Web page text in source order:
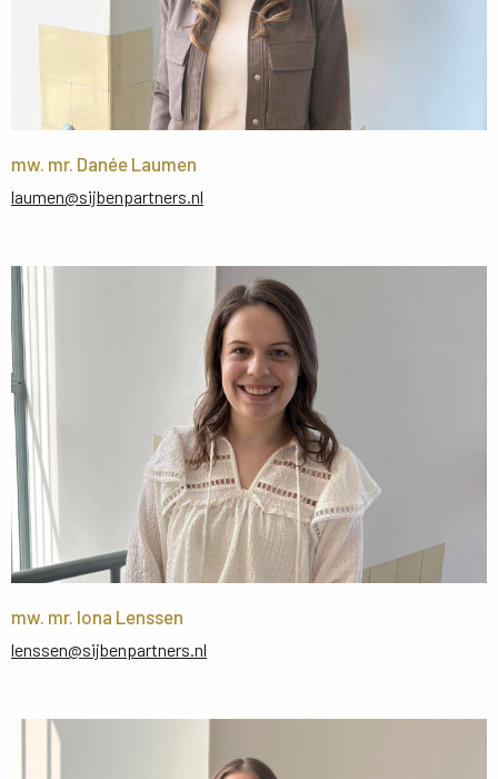
mw. mr. Danée Laumen
laumen@sijbenpartners.nl
mw. mr. Iona Lenssen
lenssen@sijbenpartners.nl